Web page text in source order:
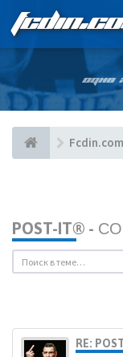
ОДНА
Fcdin.com
POST-IT® -
RE: